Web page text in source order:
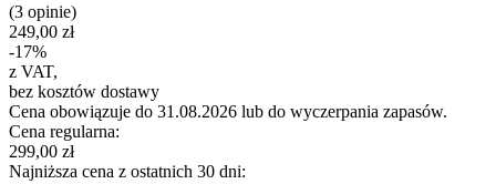
(3 opinie)
249,00 zł
-17%
z VAT,
bez kosztów dostawy
Cena obowiązuje do 31.08.2026 lub do wyczerpania zapasów.
Cena regularna:
299,00 zł
Najniższa cena z ostatnich 30 dni: